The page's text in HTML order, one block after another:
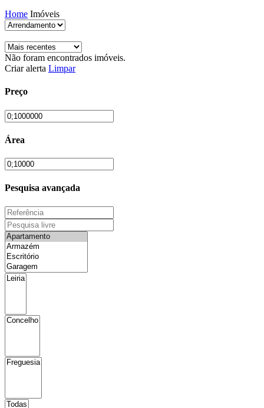
Home Imóveis
Não foram encontrados imóveis.
Criar alerta Limpar
Preço
Área
Pesquisa avançada